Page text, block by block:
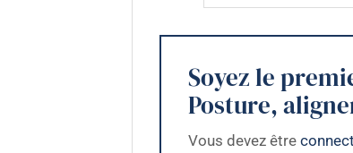
Soyez le
Posture,
Vous devez être